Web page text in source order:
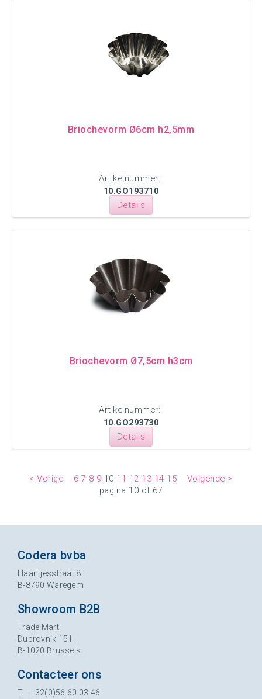
Briochevorm Ø6cm h2,5mm
Artikelnummer:
10.GO193710
Details
Briochevorm Ø7,5cm h3cm
Artikelnummer:
10.GO293730
Details
< Vorige 6 7 8 9 10 11 12 13 14 15
Volgende >
pagina 10 of 67
Codera bvba
Haantjesstraat 8
B-8790 Waregem
Showroom B2B
Trade Mart
Dubrovnik 151
B-1020 Brussels
Contacteer ons
T. +32(0)56 60 03 46